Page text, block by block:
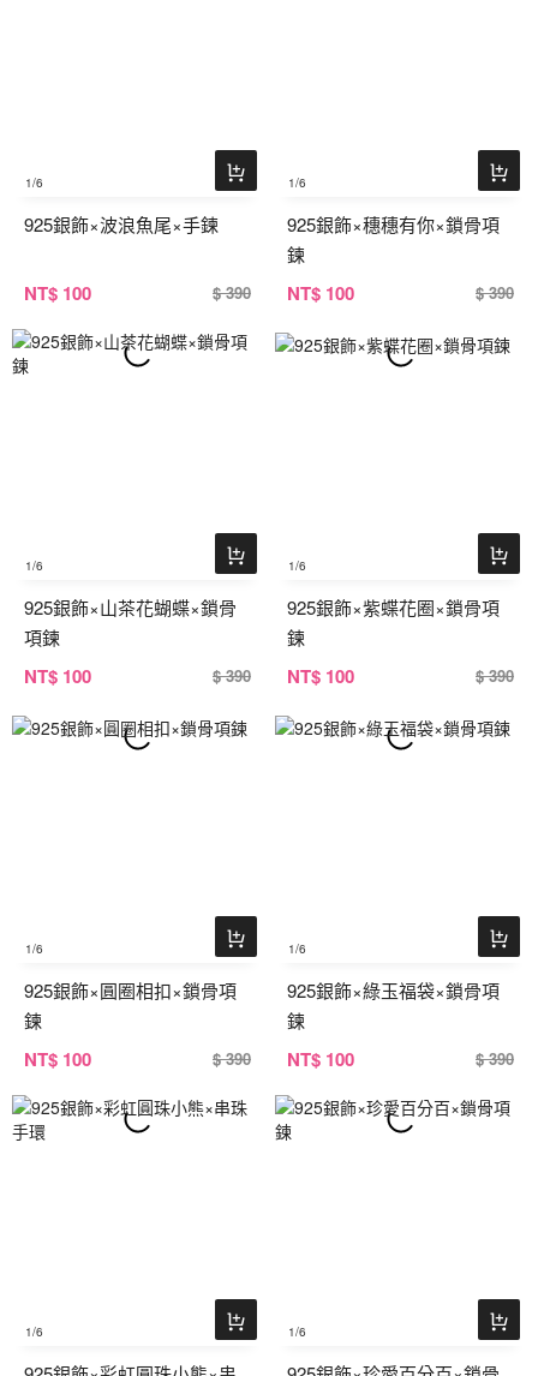
1/6
925銀飾×波浪魚尾×手鍊
NT$ 100 $ 390
1/6
925銀飾×穗穗有你×鎖骨項
鍊
NT$ 100 $ 390
1/6
925銀飾×山茶花蝴蝶×鎖骨
項鍊
NT$ 100 $ 390
1/6
925銀飾×紫蝶花圈×鎖骨項
鍊
NT$ 100 $ 390
1/6
925銀飾×圓圈相扣×鎖骨項
鍊
NT$ 100 $ 390
1/6
925銀飾×綠玉福袋×鎖骨項
鍊
NT$ 100 $ 390
1/6 1/6